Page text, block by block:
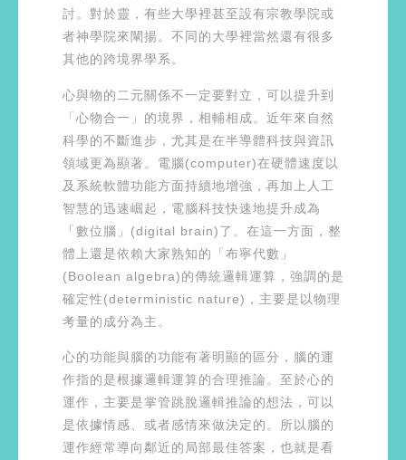
討。對於靈，有些大學裡甚至設有宗教學院或
者神學院來闡揚。不同的大學裡當然還有很多
其他的跨境界學系。
心與物的二元關係不一定要對立，可以提升到
「心物合一」的境界，相輔相成。近年來自然
科學的不斷進步，尤其是在半導體科技與資訊
領域更為顯著。電腦(computer)在硬體速度以
及系統軟體功能方面持續地增強，再加上人工
智慧的迅速崛起，電腦科技快速地提升成為
「數位腦」(digital brain)了。在這一方面，整
體上還是依賴大家熟知的「布寧代數」
(Boolean algebra)的傳統邏輯運算，強調的是
確定性(deterministic nature)，主要是以物理
考量的成分為主。
心的功能與腦的功能有著明顯的區分，腦的運
作指的是根據邏輯運算的合理推論。至於心的
運作，主要是掌管跳脫邏輯推論的想法，可以
是依據情感、或者感情來做決定的。所以腦的
運作經常導向鄰近的局部最佳答案，也就是看